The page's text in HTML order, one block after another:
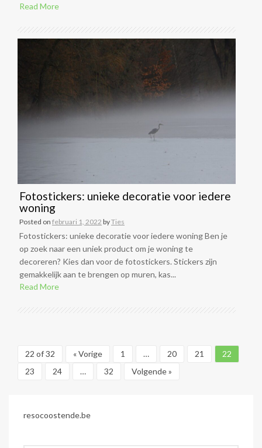
Read More
Fotostickers: unieke decoratie voor iedere
woning
Posted on februari 1, 2022 byTies
Fotostickers: unieke decoratie voor iedere woning Ben je
op zoek naar een uniek product om je woning te
decoreren? Kies dan voor de fotostickers. Stickers zijn
gemakkelijk aan te brengen op muren, kas...
Read More
22 of 32 « Vorige 1 … 20 21
22
23
24 … 32 Volgende »
resocoostende.be